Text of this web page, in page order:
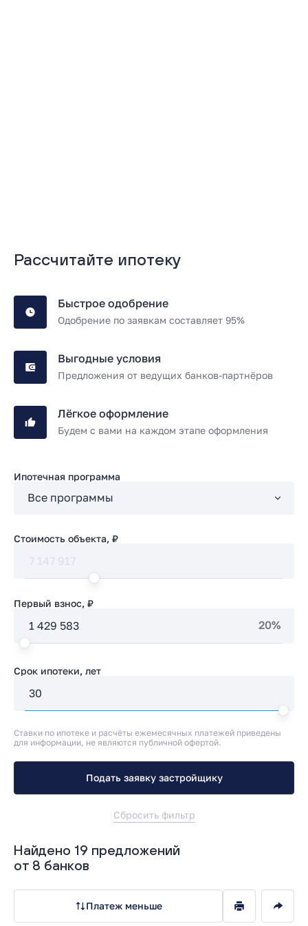
Рассчитайте ипотеку
Быстрое одобрение
Одобрение по заявкам составляет 95%
Выгодные условия
Предложения от ведущих банков-партнёров
Лёгкое оформление
Будем с вами на каждом этапе оформления
Ипотечная программа
Стоимость объекта, ₽
Первый взнос, ₽
20%
Срок ипотеки, лет
Ставки по ипотеке и расчёты ежемесячных платежей приведены
для информации, не являются публичной офертой.
Подать заявку застройщику
Сбросить фильтр
Найдено 19 предложений
от 8 банков
Платеж меньше